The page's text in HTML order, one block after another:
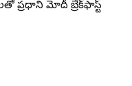
ప్రధాని మోదీ బ్రేక్‌ఫాస్ట్